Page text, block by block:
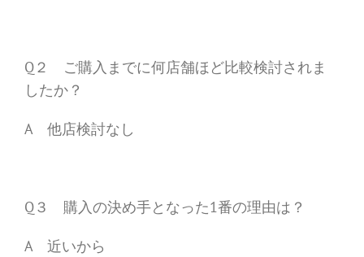
Q２ ご購入までに何店舗ほど比較検討されま
したか？
A 他店検討なし
Q３ 購入の決め手となった1番の理由は？
A 近いから